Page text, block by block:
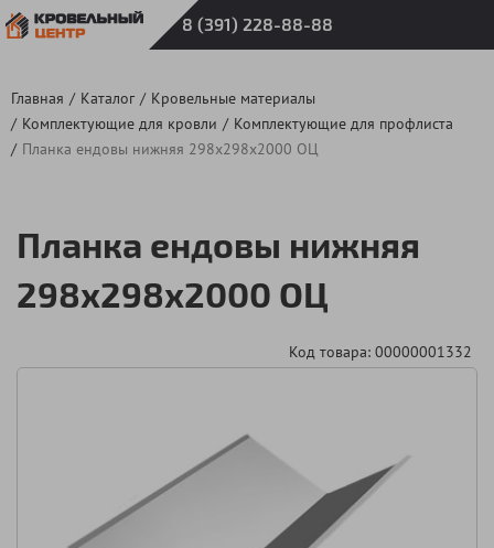
8 (391) 228-88-88
Главная Каталог
Кровельные материалы
Комплектующие для кровли
Комплектующие для профлиста
Планка ендовы нижняя 298х298х2000 ОЦ
Планка ендовы нижняя
298х298х2000 ОЦ
Код товара: 00000001332